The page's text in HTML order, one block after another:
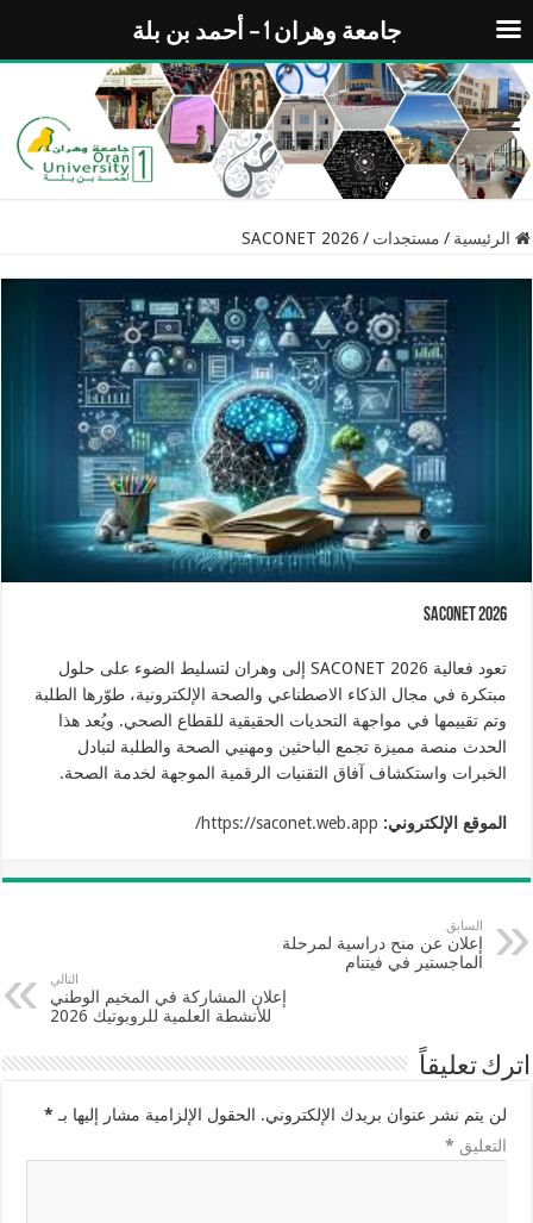
الرئيسية / مستجدات /
SACONET 2026
SACONET 2026
تعود فعالية SACONET 2026 إلى وهران لتسليط الضوء على حلول
مبتكرة في مجال الذكاء الاصطناعي والصحة الإلكترونية، طوّرها الطلبة
وتم تقييمها في مواجهة التحديات الحقيقية للقطاع الصحي. ويُعد هذا
الحدث منصة مميزة تجمع الباحثين ومهنيي الصحة والطلبة لتبادل
الخبرات واستكشاف آفاق التقنيات الرقمية الموجهة لخدمة الصحة.
الموقع الإلكتروني: https://saconet.web.app/
السابق
إعلان عن منح دراسية لمرحلة
الماجستير في فيتنام
التالي
إعلان المشاركة في المخيم الوطني
للأنشطة العلمية للروبوتيك 2026
اترك تعليقاً
لن يتم نشر عنوان بريدك الإلكتروني. الحقول الإلزامية مشار إليها بـ *
التعليق *
جامعة وهران 1 – أحمد بن بلة